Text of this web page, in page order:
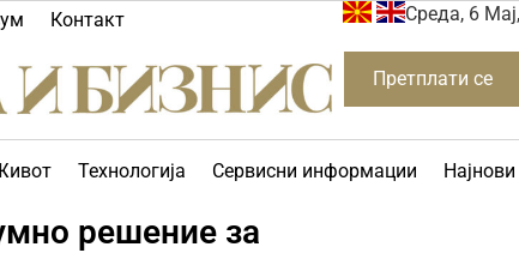
Контакт Среда, 6
Претплати се
Технологија Сервисни информации
решение за